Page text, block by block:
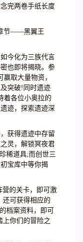
完两卷手纸长度
节——黑翼王
今化为三族代言
也即将揭晓。参
取大量物资，
突破!同时遗迹
着各位小奥拉的
迹，探索遗迹深
获得遗迹中存留
灵，解锁冥夜君
稀道具;而创世三
宝库中等你揭
营的关卡，即可激
还可获得相应的
档案资料，即可
你们的冒险之